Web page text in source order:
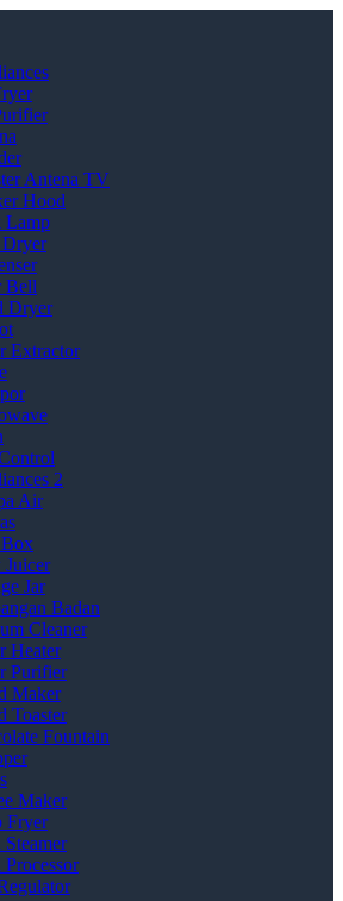
Antena TV
Hood
Lamp
Bell
Dryer
Extractor
2
Air
Juicer
Jar
Badan
Cleaner
Heater
Purifier
Maker
Toaster
Fountain
Maker
Fryer
Steamer
Processor